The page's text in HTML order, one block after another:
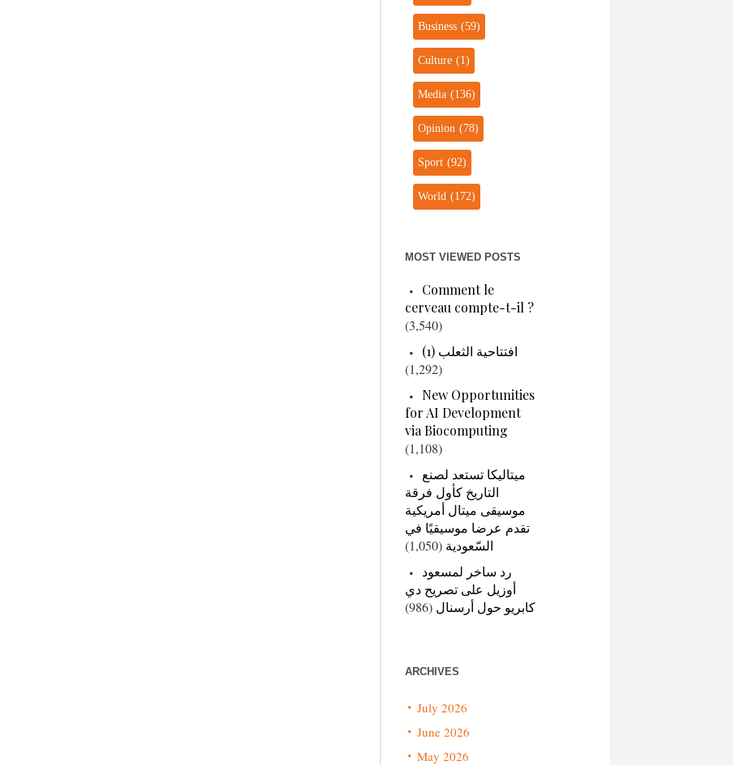
Business(59)
Culture(1)
Media(136)
Opinion(78)
Sport(92)
World(172)
MOST VIEWED POSTS
Comment le
cerveau compte-t-il ?
(3,540)
افتتاحية الثعلب (1)
(1,292)
New Opportunities
for AI Development
via Biocomputing
(1,108)
ميتاليكا تستعد لصنع
التاريخ كأول فرقة
موسيقى ميتال أمريكية
تقدم عرضا موسيقيًا في
السّعودية (1,050)
رد ساخر لمسعود
أوزيل على تصريح دي
كابريو حول أرسنال (986)
ARCHIVES
July 2026
June 2026
May 2026